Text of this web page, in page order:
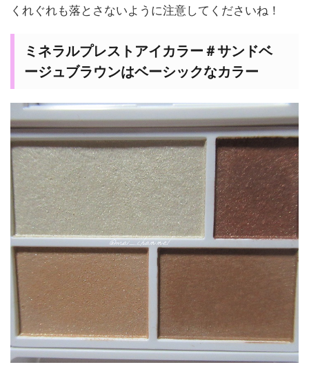
くれぐれも落とさないように注意してくださいね！
ミネラルプレストアイカラー＃サンドベ
ージュブラウンはベーシックなカラー